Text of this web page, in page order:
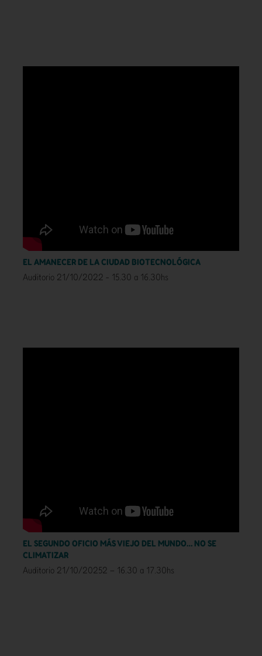
EL AMANECER DE LA CIUDAD BIOTECNOLÓGICA
Auditorio 21/10/2022 - 15.30 a 16.30hs
EL SEGUNDO OFICIO MÁS VIEJO DEL MUNDO… NO SE
CLIMATIZAR
Auditorio 21/10/20252 – 16.30 a 17.30hs